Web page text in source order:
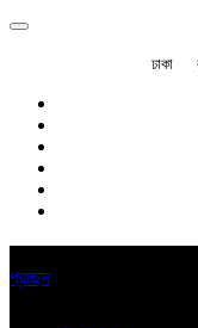
ঢাকা
প্রচ্ছদ